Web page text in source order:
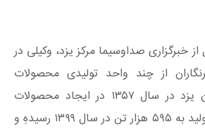
خبرگزاری صداوسیما مرکز یزد، وکیلی در
از چند واحد تولیدی محصولات
کشاورزی گفت: استان یزد در سال ۱۳۵۷ در ایجاد محصولات
زراعی از ۳۸ هزار تن تولید به ۵۹۵ هزار تن در سال ۱۳۹۹ رسیدهِ و